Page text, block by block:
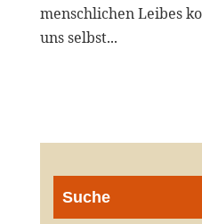
menschlichen Leibes
uns selbst...
Suche